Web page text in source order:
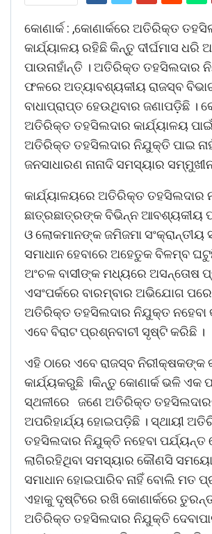
କୋଣାର୍କ : ,କୋଣାର୍କରେ ଅତିରିକ୍ତ
କାର୍ଯ୍ୟାଳୟ ରହିଛି କିନ୍ତୁ ଦୀର୍ଘମାସ ଧରି
ପାଉନାହାଁନ୍ତି । ଅତିରିକ୍ତ ତହସିଲଦାର
ଫଳରେ ଅତ୍ୟାବଶ୍ୟକୀୟ ରାଜସ୍ବ
ବାଧାପ୍ରାପ୍ତ ହେଉଥିବାର ଜଣାପଡ଼ିଛି ।
ଅତିରିକ୍ତ ତହସିଲଦାର କାର୍ଯ୍ୟାଳୟ ପାଇଁ
ଅତିରିକ୍ତ ତହସିଲଦାର ନିଯୁକ୍ତି ପାଇ
ଜନସାଧାରଣ ନାନାଦି ସମସ୍ୟାର
କାର୍ଯ୍ୟାଳୟରେ ଅତିରିକ୍ତ ତହସିଲଦାର
ଛାତ୍ରଛାତ୍ରଙ୍କ ବିଭିନ୍ନ ଆବଶ୍ୟକୀୟ
ଓ ଲୋକମାନଙ୍କ ଜମିଜମା ସଂକ୍ରାନ୍ତୀୟ
ସମାଧାନ ହେବାରେ ଅହେତୁକ ବିଳମ୍ବ ଘଟୁଛି
ଅଂଚଳ ବାସୀଙ୍କ ମଧ୍ୟରେ ଅସନ୍ତୋଷ
ଏସଂପର୍କରେ ବାରମ୍ବାର ଅଭିଯୋଗ
ଅତିରିକ୍ତ ତହସିଲଦାର ନିଯୁକ୍ତ ନହେବା
ଏବେ ବିରାଟ ପ୍ରଶ୍ନବାଚୀ ସୃଷ୍ଟି କରିଛି ।
ଏହି ଠାରେ ଏବେ ରାଜସ୍ବ ନିରୀକ୍ଷକଙ୍କ
କାର୍ଯ୍ୟକରୁଛି ।କିନ୍ତୁ କୋଣାର୍କ ଭଳି ଏକ
ସ୍ଥଳୀରେ ଜଣେ ଅତିରିକ୍ତ
ଅପରିହାର୍ଯ୍ୟ ହୋଇପଡ଼ିଛି । ସ୍ଥାୟୀ
ତହସିଲଦାର ନିଯୁକ୍ତି ନହେବା ପର୍ଯ୍ୟନ୍ତ
ଲାଗିରହିଥିବା ସମସ୍ୟାର କୌଣସି
ସମାଧାନ ହୋଇପାରିବ ନାହିଁ ବୋଲି ମତ
ଏହାକୁ ଦୃଷ୍ଟିରେ ରଖି କୋଣାର୍କରେ
ଅତିରିକ୍ତ ତହସିଲଦାର ନିଯୁକ୍ତି